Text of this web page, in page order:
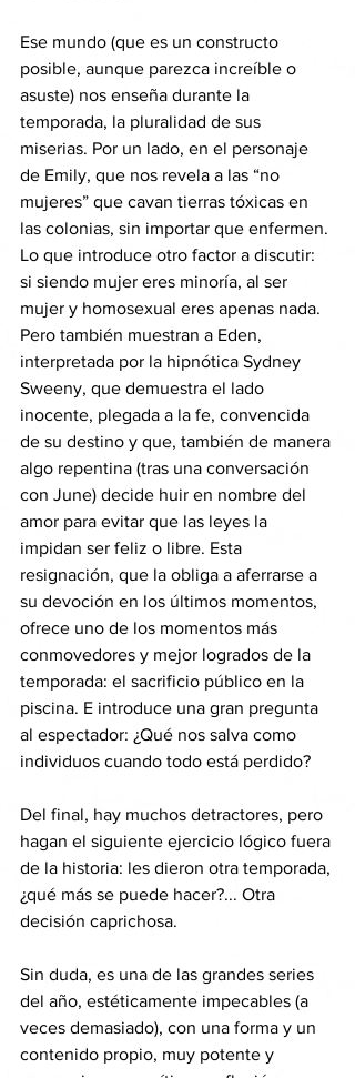
Ese mundo (que es un constructo
posible, aunque parezca increíble o
asuste) nos enseña durante la
temporada, la pluralidad de sus
miserias. Por un lado, en el personaje
de Emily, que nos revela a las “no
mujeres” que cavan tierras tóxicas en
las colonias, sin importar que enfermen.
Lo que introduce otro factor a discutir:
si siendo mujer eres minoría, al ser
mujer y homosexual eres apenas nada.
Pero también muestran a Eden,
interpretada por la hipnótica Sydney
Sweeny, que demuestra el lado
inocente, plegada a la fe, convencida
de su destino y que, también de manera
algo repentina (tras una conversación
con June) decide huir en nombre del
amor para evitar que las leyes la
impidan ser feliz o libre. Esta
resignación, que la obliga a aferrarse a
su devoción en los últimos momentos,
ofrece uno de los momentos más
conmovedores y mejor logrados de la
temporada: el sacrificio público en la
piscina. E introduce una gran pregunta
al espectador: ¿Qué nos salva como
individuos cuando todo está perdido?
Del final, hay muchos detractores, pero
hagan el siguiente ejercicio lógico fuera
de la historia: les dieron otra temporada,
¿qué más se puede hacer?... Otra
decisión caprichosa.
Sin duda, es una de las grandes series
del año, estéticamente impecables (a
veces demasiado), con una forma y un
contenido propio, muy potente y